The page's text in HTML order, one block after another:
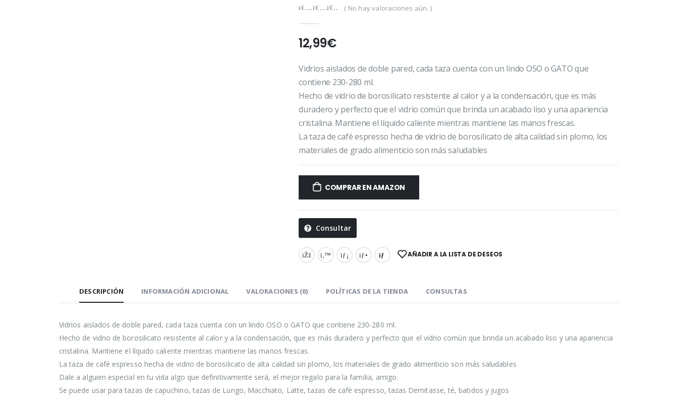
( No hay valoraciones aún. )
12,99€
Vidrios aislados de doble pared, cada taza cuenta con un lindo OSO o GATO que
contiene 230-280 ml.
Hecho de vidrio de borosilicato resistente al calor y a la condensación, que es más
duradero y perfecto que el vidrio común que brinda un acabado liso y una apariencia
cristalina. Mantiene el líquido caliente mientras mantiene las manos frescas.
La taza de café espresso hecha de vidrio de borosilicato de alta calidad sin plomo, los
materiales de grado alimenticio son más saludables
COMPRAR EN AMAZON
Consultar
AÑADIR A LA LISTA DE DESEOS
DESCRIPCIÓN INFORMACIÓN ADICIONAL VALORACIONES (0) POLÍTICAS DE LA TIENDA CONSULTAS
Vidrios aislados de doble pared, cada taza cuenta con un lindo OSO o GATO que contiene 230-280 ml.
Hecho de vidrio de borosilicato resistente al calor y a la condensación, que es más duradero y perfecto que el vidrio común que brinda un acabado liso y una apariencia
cristalina. Mantiene el líquido caliente mientras mantiene las manos frescas.
La taza de café espresso hecha de vidrio de borosilicato de alta calidad sin plomo, los materiales de grado alimenticio son más saludables
Dale a alguien especial en tu vida algo que definitivamente será, el mejor regalo para la familia, amigo.
Se puede usar para tazas de capuchino, tazas de Lungo, Macchiato, Latte, tazas de café espresso, tazas Demitasse, té, batidos y jugos